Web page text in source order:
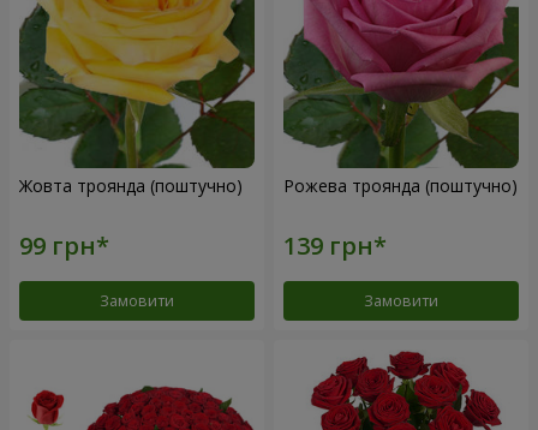
Жовта троянда (поштучно)
Замовити
Рожева троянда (поштучно)
Замовити